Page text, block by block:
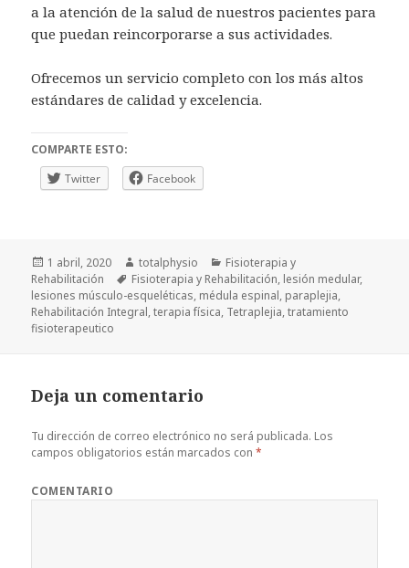
a la atención de la salud de nuestros pacientes para
que puedan reincorporarse a sus actividades.
Ofrecemos un servicio completo con los más altos
estándares de calidad y excelencia.
COMPARTE ESTO:
Twitter
Facebook
Publicado
el
1 abril, 2020 Autor
totalphysio Categorías
Fisioterapia y
Rehabilitación
Etiquetas
Fisioterapia y Rehabilitación, lesión medular,
lesiones músculo-esqueléticas, médula espinal, paraplejia,
Rehabilitación Integral,terapia física, Tetraplejia,tratamiento
fisioterapeutico
Deja un comentario
Tu dirección de correo electrónico no será publicada. Los
campos obligatorios están marcados con*
COMENTARIO